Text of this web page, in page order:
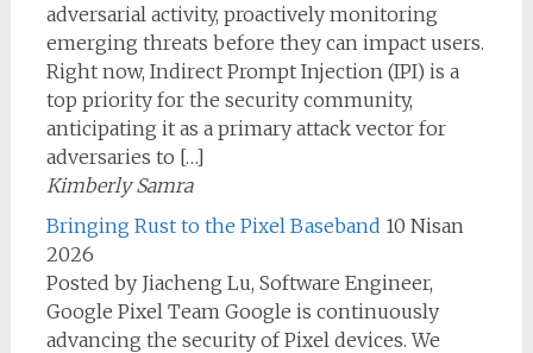
adversarial activity, proactively monitoring
emerging threats before they can impact users.
Right now, Indirect Prompt Injection (IPI) is a
top priority for the security community,
anticipating it as a primary attack vector for
adversaries to […]
Kimberly Samra
Bringing Rust to the Pixel Baseband 10 Nisan
2026
Posted by Jiacheng Lu, Software Engineer,
Google Pixel Team Google is continuously
advancing the security of Pixel devices. We